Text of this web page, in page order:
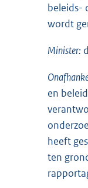
beleids-
wordt
Minister:
en
heeft
ten